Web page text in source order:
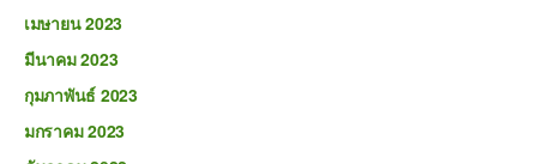
เมษายน 2023
มีนาคม 2023
กุมภาพันธ์ 2023
มกราคม 2023